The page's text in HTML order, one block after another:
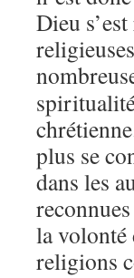
Dieu
plus se
dans les
la volonté
religions